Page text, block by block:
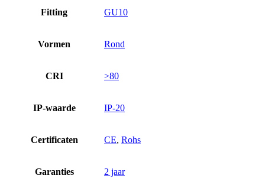
Fitting GU10
Vormen Rond
CRI >80
IP-waarde IP-20
Certificaten CE, Rohs
Garanties 2 jaar